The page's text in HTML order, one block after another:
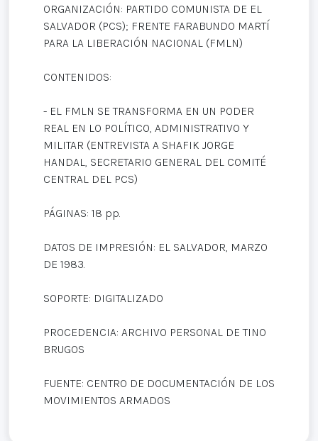
ORGANIZACIÓN: PARTIDO COMUNISTA DE EL
SALVADOR (PCS); FRENTE FARABUNDO MARTÍ
PARA LA LIBERACIÓN NACIONAL (FMLN)
CONTENIDOS:
- EL FMLN SE TRANSFORMA EN UN PODER
REAL EN LO POLÍTICO, ADMINISTRATIVO Y
MILITAR (ENTREVISTA A SHAFIK JORGE
HANDAL, SECRETARIO GENERAL DEL COMITÉ
CENTRAL DEL PCS)
PÁGINAS: 18 pp.
DATOS DE IMPRESIÓN: EL SALVADOR, MARZO
DE 1983.
SOPORTE: DIGITALIZADO
PROCEDENCIA: ARCHIVO PERSONAL DE TINO
BRUGOS
FUENTE: CENTRO DE DOCUMENTACIÓN DE LOS
MOVIMIENTOS ARMADOS